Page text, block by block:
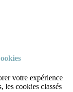
votre expérience
les cookies classés